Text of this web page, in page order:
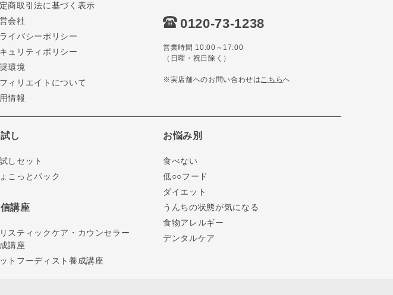
商取引法に基づく表示
会社
イバシーポリシー
ュリティポリシー
環境
ィリエイトについて
情報
0120-73-1238
営業時間 10:00～17:00
（日曜・祝日除く）
※実店舗へのお問い合わせはこちらへ
し
しセット
こっとパック
講座
スティックケア・カウンセラー
講座
トフーディスト養成講座
お悩み別
食べない
低○○フード
ダイエット
うんちの状態が気になる
食物アレルギー
デンタルケア